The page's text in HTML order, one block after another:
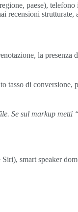
paese),
recensioni strutturate,
la presenza
tasso di conversione,
Se sul markup
smart speaker